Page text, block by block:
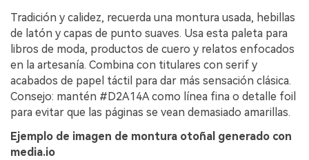
Tradición y calidez, recuerda una montura usada, hebillas
de latón y capas de punto suaves. Usa esta paleta para
libros de moda, productos de cuero y relatos enfocados
en la artesanía. Combina con titulares con serif y
acabados de papel táctil para dar más sensación clásica.
Consejo: mantén #D2A14A como línea fina o detalle foil
para evitar que las páginas se vean demasiado amarillas.
Ejemplo de imagen de montura otoñal generado con
media.io